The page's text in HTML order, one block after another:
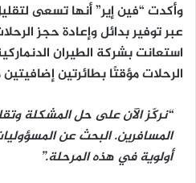
وأكدت “فين إير” أنهاتسعى
عبر توفير بدائل وإعادة حجز
استعانت بشركة الطيران
الرحلات مؤقتًا بطائرتين
“نركّز الآن على حل المشكلة
المسافرين. البحث عن
أولوية في هذه المرحلة.”